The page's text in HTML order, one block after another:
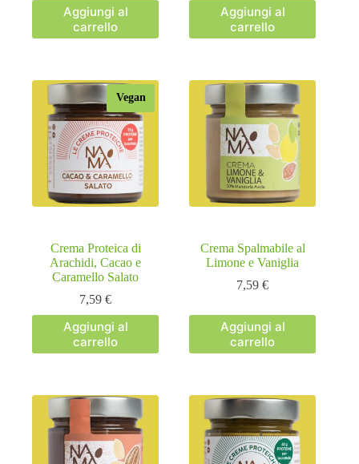
Aggiungi al
carrello
Aggiungi al
carrello
Vegan
Crema Proteica di
Arachidi, Cacao e
Caramello Salato
7,59€
Aggiungi al
carrello
Crema Spalmabile al
Limone e Vaniglia
7,59€
Aggiungi al
carrello